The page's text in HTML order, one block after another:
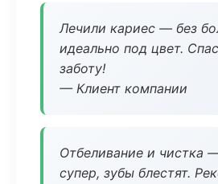
Лечили кариес — без
идеально под цвет.
заботу!
— Клиент компании
Отбеливание и чистка
супер, зубы блестят.